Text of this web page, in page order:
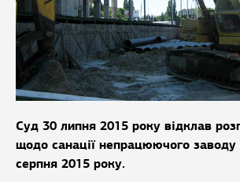
Суд 30 липня 2015 року відклав
щодо санації непрацюючого
серпня 2015 року.